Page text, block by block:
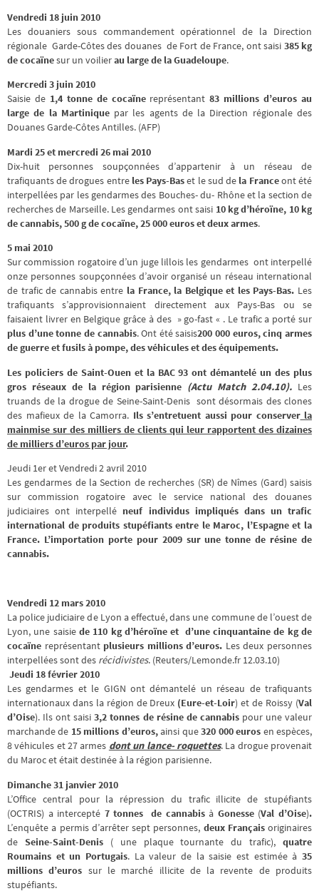
Vendredi 18 juin 2010
Les douaniers sous commandement opérationnel de la Direction
régionale Garde-Côtes des douanes de Fort de France, ont saisi 385 kg
de cocaïnesur un voilierau large de la Guadeloupe.
Mercredi 3 juin 2010
Saisie de1,4 tonne de cocaïnereprésentant 83 millions d’eurosau
large de la Martiniquepar les agents de la Direction régionale des
Douanes Garde-Côtes Antilles. (AFP)
Mardi 25 et mercredi 26 mai 2010
Dix-huit personnes soupçonnées d’appartenir à un réseau de
trafiquants de drogues entre les Pays-Baset le sud de la Franceont été
interpellées par les gendarmes des Bouches- du- Rhône et la section de
recherches de Marseille. Les gendarmes ont saisi 10 kg d’héroïne, 10 kg
de cannabis, 500 g de cocaïne, 25 000 euros et deux armes.
5 mai 2010
Sur commission rogatoire d’un juge lillois les gendarmes ont interpellé
onze personnes soupçonnées d’avoir organisé un réseau international
de trafic de cannabis entre la France, la Belgique et les Pays-Bas. Les
trafiquants s’approvisionnaient directement aux Pays-Bas ou se
faisaient livrer en Belgique grâce à des » go-fast « . Le trafic a porté sur
plus d’une tonne de cannabis. Ont été saisis200 000 euros, cinq armes
de guerre et fusils à pompe, des véhicules et des équipements.
Les policiers de Saint-Ouen et la BAC 93 ont démantelé un des plus
gros réseaux de la région parisienne (Actu Match 2.04.10). Les
truands de la drogue de Seine-Saint-Denis sont désormais des clones
des mafieux de la Camorra. Ils s’entretuent aussi pour conserverla
mainmise sur des milliers de clients qui leur rapportent des dizaines
de milliers d’euros par jour.
Jeudi 1er et Vendredi 2 avril 2010
Les gendarmes de la Section de recherches (SR) de Nîmes (Gard) saisis
sur commission rogatoire avec le service national des douanes
judiciaires ont interpellé neuf individus impliqués dans un trafic
international de produits stupéfiants entre le Maroc, l’Espagne et la
France. L’importation porte pour 2009 sur une tonne de résine de
cannabis.
Vendredi 12 mars 2010
La police judiciaire de Lyon a effectué, dans une commune de l’ouest de
Lyon, une saisiede 110 kg d’héroïne et d’une cinquantaine de kg de
cocaïne représentantplusieurs millions d’euros. Les deux personnes
interpellées sont des récidivistes. (Reuters/Lemonde.fr 12.03.10)
Jeudi 18 février 2010
Les gendarmes et le GIGN ont démantelé un réseau de trafiquants
internationaux dans la région de Dreux (Eure-et-Loir) et de Roissy (Val
d’Oise). Ils ont saisi3,2 tonnes de résine de cannabispour une valeur
marchande de 15 millions d’euros,ainsi que320 000 euros en espèces,
8 véhicules et 27 armes dont un lance- roquettes. La drogue provenait
du Maroc et était destinée à la région parisienne.
Dimanche 31 janvier 2010
L’Office central pour la répression du trafic illicite de stupéfiants
(OCTRIS) a intercepté 7 tonnes de cannabisà Gonesse(Val d’Oise).
L’enquête a permis d’arrêter sept personnes, deux Françaisoriginaires
de Seine-Saint-Denis( une plaque tournante du trafic), quatre
Roumains et un Portugais. La valeur de la saisie est estimée à 35
millions d’euros sur le marché illicite de la revente de produits
stupéfiants.